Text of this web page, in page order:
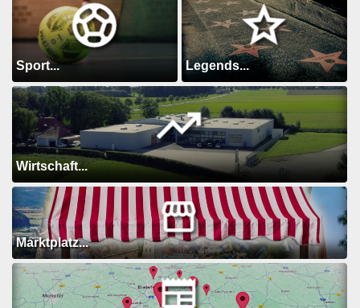
Sport... Legends...
Wirtschaft...
Marktplatz...